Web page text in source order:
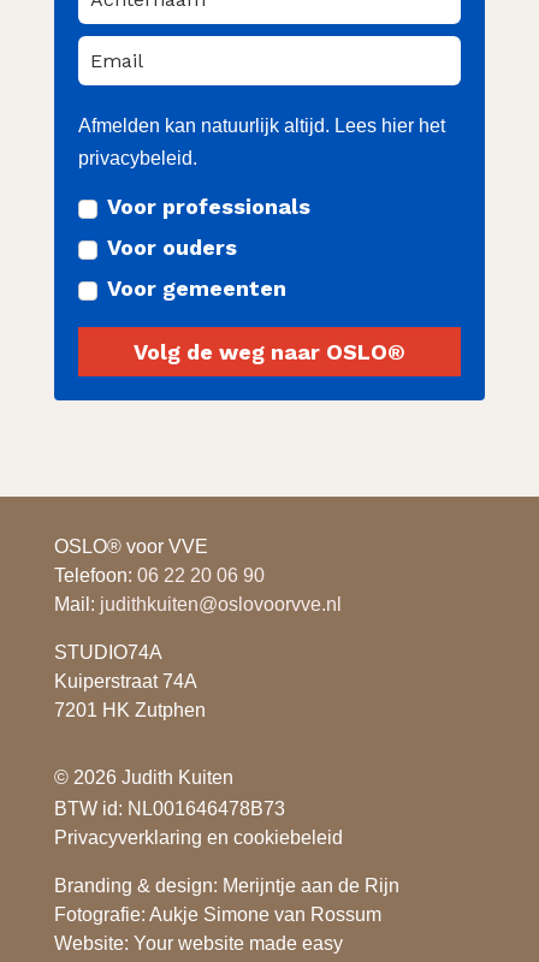
Afmelden kan natuurlijk altijd. Lees hier het
privacybeleid.
Voor professionals
Voor ouders
Voor gemeenten
Volg de weg naar OSLO®
OSLO® voor VVE
Telefoon: 06 22 20 06 90
Mail: judithkuiten@oslovoorvve.nl
STUDIO74A
Kuiperstraat 74A
7201 HK Zutphen
© 2026 Judith Kuiten
BTW id: NL001646478B73
Privacyverklaring en cookiebeleid
Branding & design: Merijntje aan de Rijn
Fotografie: Aukje Simone van Rossum
Website: Your website made easy